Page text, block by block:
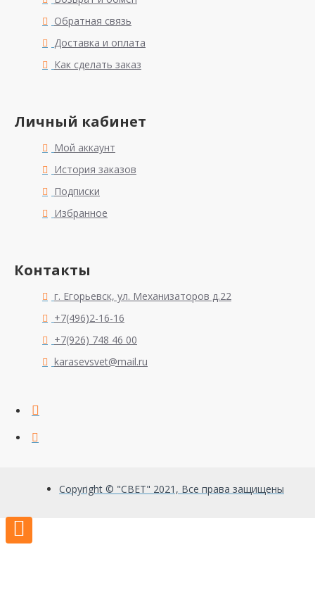
Обратная связь
Доставка и оплата
Как сделать заказ
Личный кабинет
Мой аккаунт
История заказов
Подписки
Избранное
Контакты
г. Егорьевск, ул. Механизаторов д.22
+7(496)2-16-16
+7(926) 748 46 00
karasevsvet@mail.ru
Copyright © "СВЕТ" 2021, Все права защищены